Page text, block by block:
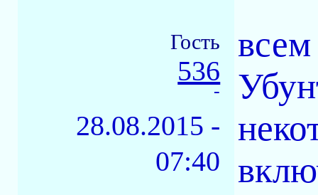
Гость
536
-
28.08.2015 -
07:40
всем